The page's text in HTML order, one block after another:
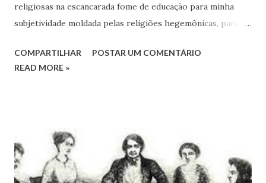
religiosas na escancarada fome de educação para minha
subjetividade moldada pelas religiões hegemônicas, para
amorosamente com os sagrados que moram além do
cristianismo.
COMPARTILHAR
POSTAR UM COMENTÁRIO
READ MORE »